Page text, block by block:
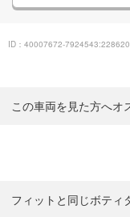
ID：40007672-
この車両を見た方へオ
フィットと同じボティ